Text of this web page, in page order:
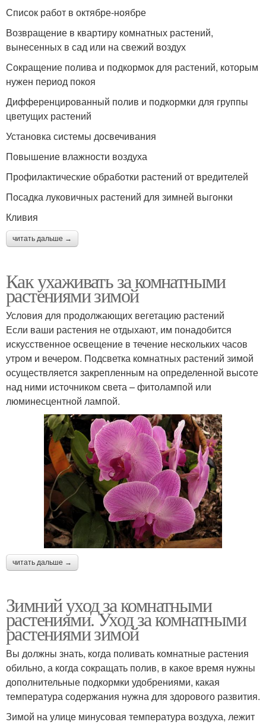
Список работ в октябре-ноябре
Возвращение в квартиру комнатных растений,
вынесенных в сад или на свежий воздух
Сокращение полива и подкормок для растений, которым
нужен период покоя
Дифференцированный полив и подкормки для группы
цветущих растений
Установка системы досвечивания
Повышение влажности воздуха
Профилактические обработки растений от вредителей
Посадка луковичных растений для зимней выгонки
Кливия
читать дальше →
Как ухаживать за комнатными
растениями зимой
Условия для продолжающих вегетацию растений
Если ваши растения не отдыхают, им понадобится
искусственное освещение в течение нескольких часов
утром и вечером. Подсветка комнатных растений зимой
осуществляется закрепленным на определенной высоте
над ними источником света – фитолампой или
люминесцентной лампой.
читать дальше →
Зимний уход за комнатными
растениями. Уход за комнатными
растениями зимой
Вы должны знать, когда поливать комнатные растения
обильно, а когда сокращать полив, в какое время нужны
дополнительные подкормки удобрениями, какая
температура содержания нужна для здорового развития.
Зимой на улице минусовая температура воздуха, лежит